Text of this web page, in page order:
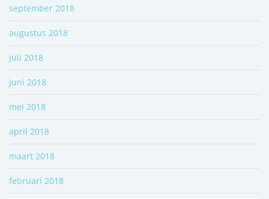
september 2018
augustus 2018
juli 2018
juni 2018
mei 2018
april 2018
maart 2018
februari 2018